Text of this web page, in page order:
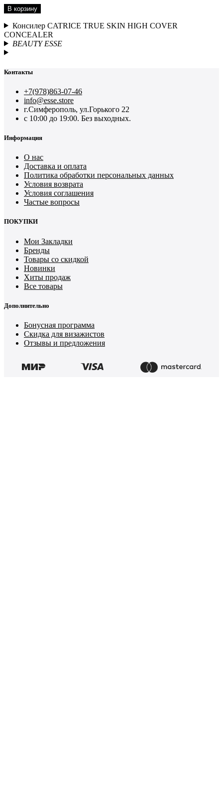
В корзину
Консилер CATRICE TRUE SKIN HIGH COVER
CONCEALER
BEAUTY ESSE
Контакты
+7(978)863-07-46
info@esse.store
г.Симферополь, ул.Горького 22
с 10:00 до 19:00. Без выходных.
Информация
О нас
Доставка и оплата
Политика обработки персональных данных
Условия возврата
Условия соглашения
Частые вопросы
ПОКУПКИ
Мои Закладки
Бренды
Товары со скидкой
Новинки
Хиты продаж
Все товары
Дополнительно
Бонусная программа
Скидка для визажистов
Отзывы и предложения